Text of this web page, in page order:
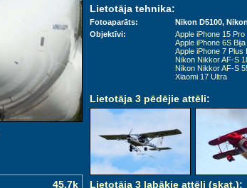
Lietotāja tehnika:
Fotoaparāts:
Nikon D5100,
Objektīvi:
Apple iPhone 15 Pro
Apple iPhone 6S Bija
Apple iPhone 7 Plus
Nikon Nikkor AF-S
Nikon Nikkor AF-S
Xiaomi 17 Ultra
Lietotāja 3 pēdējie attēli:
Lietotāja 3 labākie attēli (skat.):
45.7k